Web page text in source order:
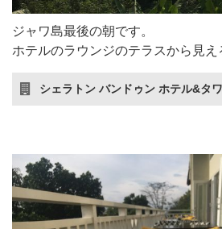
ジャワ島最後の朝です。
ホテルのラウンジのテラスから見え
シェラトン バンドゥン ホテル&タ